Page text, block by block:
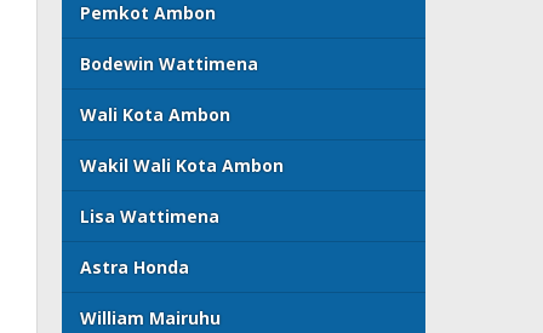
Pemkot Ambon
Bodewin Wattimena
Wali Kota Ambon
Wakil Wali Kota Ambon
Lisa Wattimena
Astra Honda
William Mairuhu